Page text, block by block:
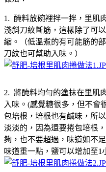
1. 醃料放碗裡拌一拌，里肌
淺斜刀紋斷筋，這樣除了可
縮。（低溫煮的有可能筋的
刀紋也可幫助入味。）
2. 將醃料均勻的塗抹在里肌
入味。(感覺糖很多，但不會
包培根，培根也有鹹味，所
淡淡的，因為還要捲包培根
夠，也不要超過，味道如不
味道重一點，鹽可以增加至1